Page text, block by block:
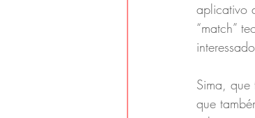
aplicativo
“match”
Sima,
que